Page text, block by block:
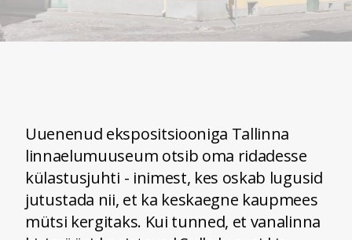
Uuenenud ekspositsiooniga Tallinna
linnaelumuuseum otsib oma ridadesse
külastusjuhti - inimest, kes oskab lugusid
jutustada nii, et ka keskaegne kaupmees
mütsi kergitaks. Kui tunned, et vanalinna